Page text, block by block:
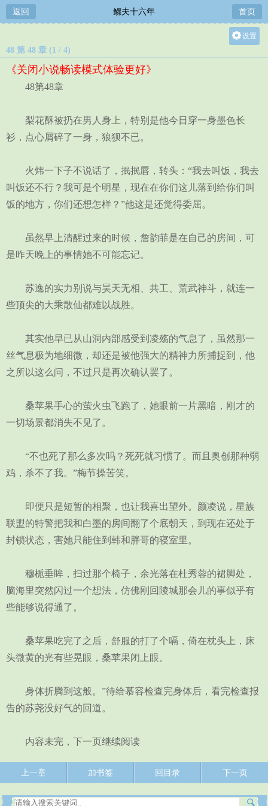
返回 鳏夫十六年 首页
设置
48 第 48 章 (1 / 4)
《关闭小说畅读模式体验更好》
48第48章
梨花酥被扔在男人身上，特别是他今日穿一身墨色长
衫，点心屑碎了一身，狼狈不已。
火炜一下子不说话了，抿抿唇，转头：“我去叫饭，我去
叫饭还不行？我可是个明星，现在在你们这儿落到给你们叫
饭的地方，你们还想怎样？”他这是还觉得委屈。
虽然早上清醒过来的时候，詹韵菲是在自己的房间，可
是昨天晚上的事情她不可能忘记。
苏逸的实力别说与昊天无相、共工、荒武神斗，就连一
些顶尖的大乘散仙都难以战胜。
其实他早已从山洞内部感受到凌殇的气息了，虽然那一
丝气息极为地细微，却还是被他强大的精神力所捕捉到，他
之所以这么问，不过只是再次确认罢了。
桑苹果手心的萤火虫飞跑了，她眼前一片黑暗，刚才的
一切场景都消失不见了。
“不也死了那么多次吗？死死就习惯了。而且奥创那种弱
鸡，杀不了我。”梅节操苦笑。
即便只是短暂的相聚，也让我喜出望外。颜凌说，星族
联盟的特警把我和白墨的房间翻了个底朝天，到现在还处于
封锁状态，害她只能住到韩和胖哥的寝室里。
穆栀垂眸，扫过那个椅子，余光落在杜秀蓉的裙脚处，
脑海里突然闪过一个想法，仿佛刚回陵城那会儿的事似乎有
些能够说得通了。
桑苹果吃完了之后，舒服的打了个嗝，倚在枕头上，床
头微黄的光有些晃眼，桑苹果闭上眼。
身体折腾到这般。”待给慕容检查完身体后，看完检查报
告的苏荛没好气的回道。
内容未完，下一页继续阅读
上一章 加书签 回目录 下一页